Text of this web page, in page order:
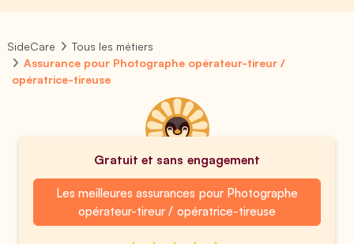
SideCare
Tous les métiers
Assurance pour Photographe opérateur-tireur /
opératrice-tireuse
Gratuit et sans engagement
Les meilleures assurances pour Photographe
opérateur-tireur / opératrice-tireuse